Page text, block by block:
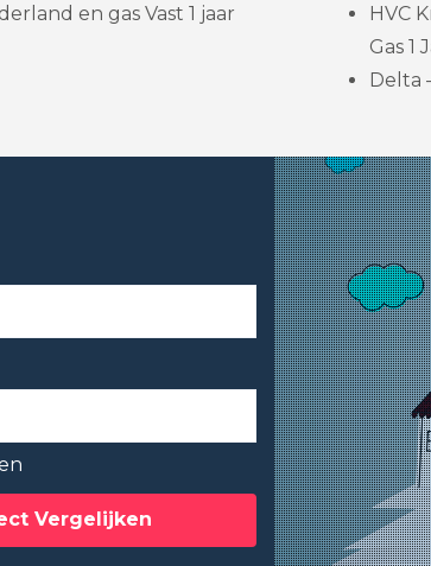
en gas Vast 1 jaar
HVC
Gas 1
Delta
Vergelijken